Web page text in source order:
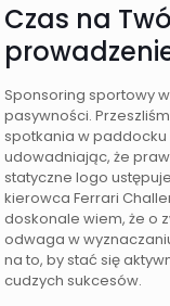
Czas na
Sponsoring sportowy
pasywności.
spotkania w paddocku
udowadniając, że
statyczne logo
kierowca Ferrari
doskonale wiem, że o
odwaga w
na to, by stać się
cudzych sukcesów.